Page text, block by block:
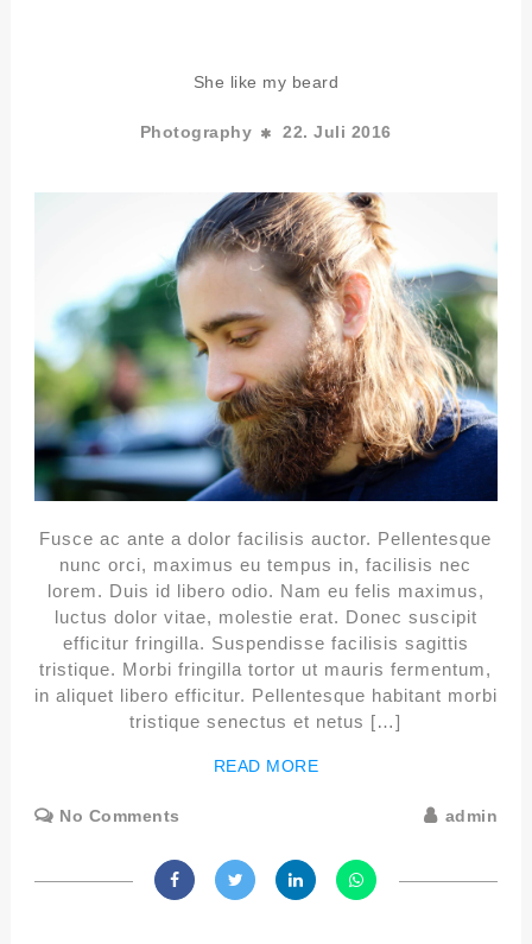
She like my beard
Photography 22. Juli 2016
Fusce ac ante a dolor facilisis auctor. Pellentesque
nunc orci, maximus eu tempus in, facilisis nec
lorem. Duis id libero odio. Nam eu felis maximus,
luctus dolor vitae, molestie erat. Donec suscipit
efficitur fringilla. Suspendisse facilisis sagittis
tristique. Morbi fringilla tortor ut mauris fermentum,
in aliquet libero efficitur. Pellentesque habitant morbi
tristique senectus et netus […]
READ MORE
No Comments admin